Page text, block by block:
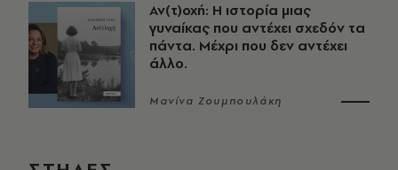
Αν(τ)οχή: Η ιστορία μιας
γυναίκας που αντέχει σχεδόν τα
πάντα. Μέχρι που δεν αντέχει
άλλο.
Μανίνα Ζουμπουλάκη